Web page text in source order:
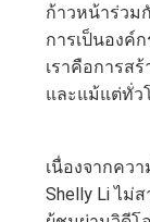
ก้าวหน้าร่วม
การเป็นองค์
เราคือการส
และแม้แต่ทั่ว
เนื่องจากคว
Shelly Li ไม่